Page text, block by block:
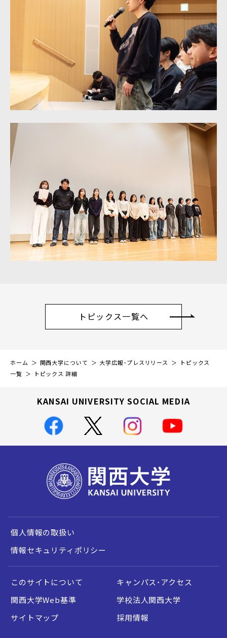
トピックス一覧へ
ホーム 関西大学について 大学広報・プレスリリース
トピックス
一覧
トピックス 詳細
KANSAI UNIVERSITY SOCIAL MEDIA
個人情報の取扱い
情報セキュリティポリシー
このサイトについて
キャンパス・アクセス
関西大学Web基準
学校法人関西大学
サイトマップ
採用情報